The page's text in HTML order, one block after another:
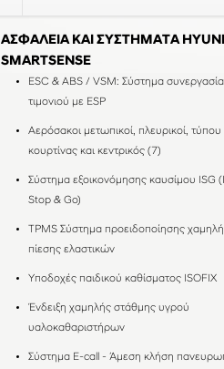
ΑΣΦΑΛΕΙΑ ΚΑΙ ΣΥΣΤΗΜΑΤΑ
SMARTSENSE
ESC & ABS / VSM: Σύστημα
τιμονιού με ESP
Αερόσακοι μετωπικοί, πλευρικοί, τύπου
κουρτίνας και κεντρικός (7)
Σύστημα εξοικονόμησης καυσίμου ISG
Stop & Go)
TPMS Σύστημα προειδοποίησης
πίεσης ελαστικών
Υποδοχές παιδικού καθίσματος ISOFIX
Ένδειξη χαμηλής στάθμης υγρού
υαλοκαθαριστήρων
Σύστημα E-call - Άμεση κλήση